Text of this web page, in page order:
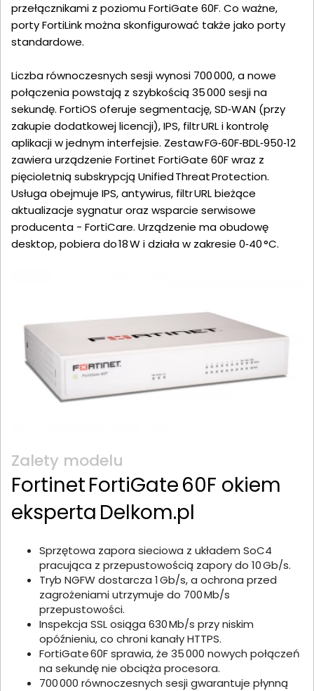
przełącznikami z poziomu FortiGate 60F. Co ważne,
porty FortiLink można skonfigurować także jako porty
standardowe.
Liczba równoczesnych sesji wynosi 700 000, a nowe
połączenia powstają z szybkością 35 000 sesji na
sekundę. FortiOS oferuje segmentację, SD‑WAN (przy
zakupie dodatkowej licencji), IPS, filtr URL i kontrolę
aplikacji w jednym interfejsie. Zestaw FG‑60F‑BDL‑950‑12
zawiera urządzenie Fortinet FortiGate 60F wraz z
pięcioletnią subskrypcją Unified Threat Protection.
Usługa obejmuje IPS, antywirus, filtr URL bieżące
aktualizacje sygnatur oraz wsparcie serwisowe
producenta - FortiCare. Urządzenie ma obudowę
desktop, pobiera do 18 W i działa w zakresie 0‑40 °C.
Zalety modelu
Fortinet FortiGate 60F okiem
eksperta Delkom.pl
Sprzętowa zapora sieciowa z układem SoC4
pracująca z przepustowością zapory do 10 Gb/s.
Tryb NGFW dostarcza 1 Gb/s, a ochrona przed
zagrożeniami utrzymuje do 700 Mb/s
przepustowości.
Inspekcja SSL osiąga 630 Mb/s przy niskim
opóźnieniu, co chroni kanały HTTPS.
FortiGate 60F sprawia, że 35 000 nowych połączeń
na sekundę nie obciąża procesora.
700 000 równoczesnych sesji gwarantuje płynną